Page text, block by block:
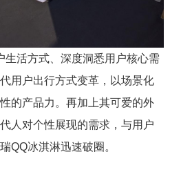
生活方式、深度洞悉用户核心需
用户出行方式变革，以场景化
的产品力。再加上其可爱的外
人对个性展现的需求，与用户
QQ冰淇淋迅速破圈。